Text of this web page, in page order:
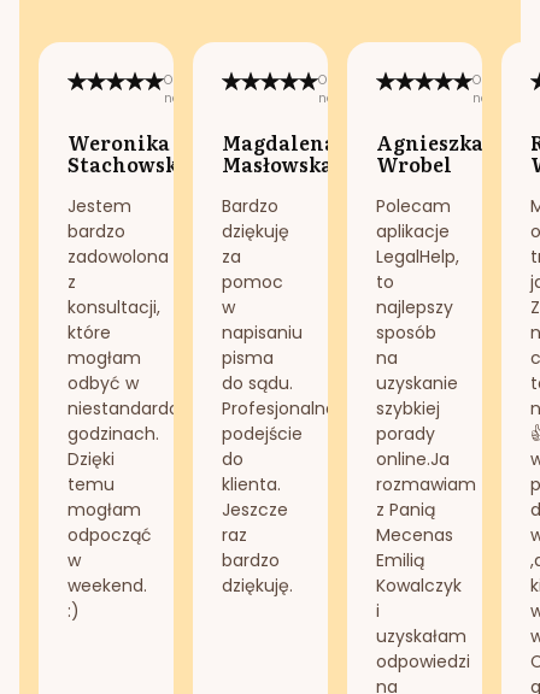
Opublikowano
na:
Weronika
Stachowska
Jestem
bardzo
zadowolona
z
konsultacji,
które
mogłam
odbyć w
niestandardowych
godzinach.
Dzięki
temu
mogłam
odpocząć
w
weekend.
:)
Opublikowano
na:
Magdalena
Masłowska
Bardzo
dziękuję
za
pomoc
w
napisaniu
pisma
do sądu.
Profesjonalne
podejście
do
klienta.
Jeszcze
raz
bardzo
dziękuję.
na:
Agnieszka
Wrobel
Polecam
aplikacje
LegalHelp,
to
najlepszy
sposób
na
uzyskanie
szybkiej
porady
online.Ja
rozmawiam
z Panią
Mecenas
Emilią
Kowalczyk
i
uzyskałam
odpowiedzi
na